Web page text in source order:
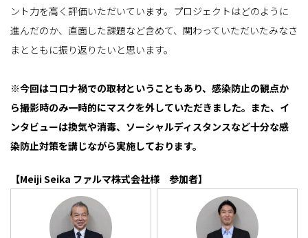
ント力を高く評価いただいています。プロジェクトはどのように
進んだのか、直面した課題など含めて、関わっていただいたみなさ
まとともに振り返りたいと思います。
※今回はコロナ禍での取材ということもあり、感染防止の観点か
ら撮影時のみ一時的にマスクを外していただきました。また、イ
ンタビューは換気や消毒、ソーシャルディスタンスなど十分な感
染防止対策を講じながら実施しております。
【Meiji Seika ファルマ株式会社様 参加者】